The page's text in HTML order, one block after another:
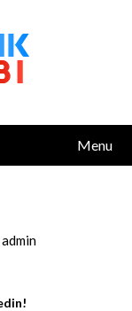
Menu
admin